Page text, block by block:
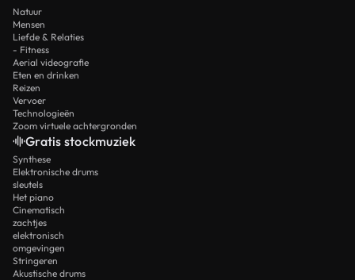
Natuur
Mensen
Liefde & Relaties
- Fitness
Aerial videografie
Eten en drinken
Reizen
Vervoer
Technologieën
Zoom virtuele achtergronden
Gratis stockmuziek
Synthese
Elektronische drums
sleutels
Het piano
Cinematisch
zachtjes
elektronisch
omgevingen
Stringeren
Akustische drums